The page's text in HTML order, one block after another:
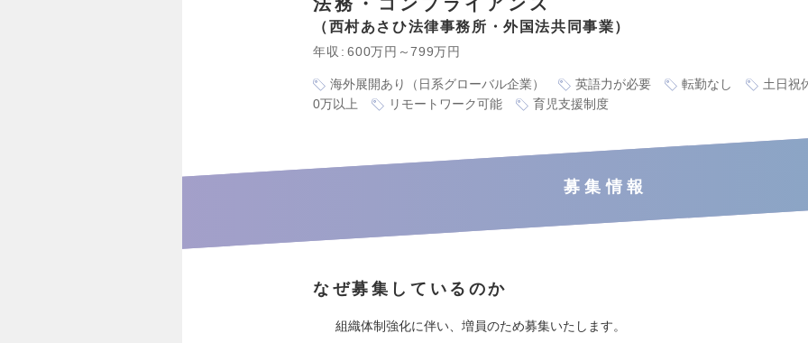
西村あさひ法律事務所・外国法共同事業
年収 600万円～799万円
海外展開あり（日系グローバル企業） 英語力が必要 転勤なし
土日祝
0万以上
リモートワーク可能 育児支援制度
募集情報
なぜ募集しているのか
組織体制強化に伴い、増員のため募集いたします。